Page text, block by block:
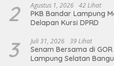
2 Agustus 1, 2026 42 Lihat
PKB Bandar Lampung
Delapan Kursi DPRD
3 Juli 31, 2026 39 Lihat
Senam Bersama di
Lampung Selatan